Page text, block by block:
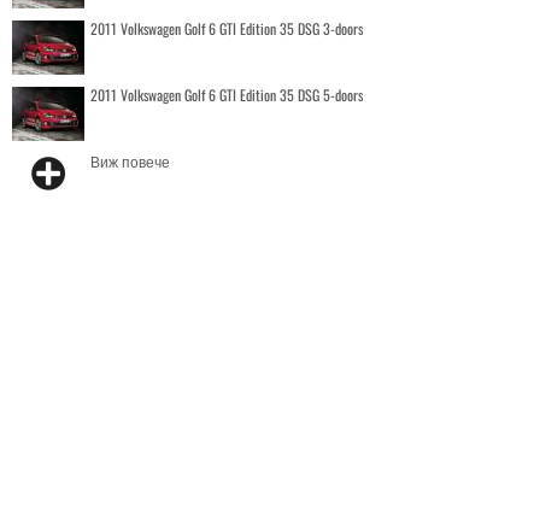
2011 Volkswagen Golf 6 GTI Edition 35 DSG 3-doors
2011 Volkswagen Golf 6 GTI Edition 35 DSG 5-doors
Виж повече